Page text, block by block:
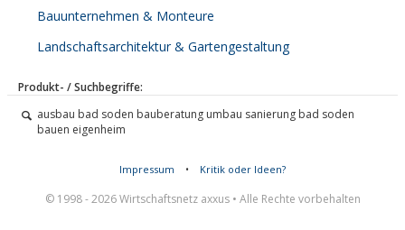
Bauunternehmen & Monteure
Landschaftsarchitektur & Gartengestaltung
Produkt- / Suchbegriffe:
ausbau bad soden bauberatung umbau sanierung bad soden
bauen eigenheim
Impressum • Kritik oder Ideen?
© 1998 - 2026 Wirtschaftsnetz axxus • Alle Rechte vorbehalten